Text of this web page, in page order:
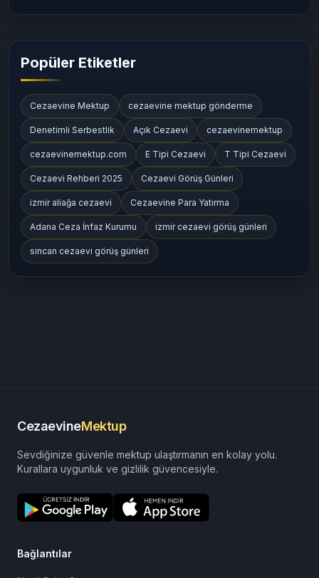
Popüler Etiketler
Cezaevine Mektup cezaevine mektup gönderme
Denetimli Serbestlik Açık Cezaevi cezaevinemektup
cezaevinemektup.com E Tipi Cezaevi T Tipi Cezaevi
Cezaevi Rehberi 2025 Cezaevi Görüş Günleri
izmir aliağa cezaevi Cezaevine Para Yatırma
Adana Ceza İnfaz Kurumu izmir cezaevi görüş günleri
sincan cezaevi görüş günleri
CezaevineMektup
Sevdiğinize güvenle mektup ulaştırmanın en kolay yolu.
Kurallara uygunluk ve gizlilik güvencesiyle.
Bağlantılar